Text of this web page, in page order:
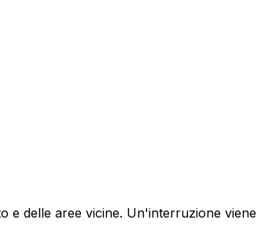
e delle aree vicine. Un'interruzione viene